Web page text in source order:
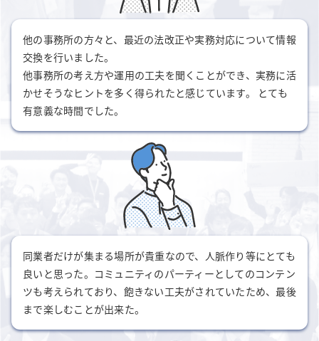
他の事務所の方々と、最近の法改正や実務対応について情報
交換を行いました。
他事務所の考え方や運用の工夫を聞くことができ、実務に活
かせそうなヒントを多く得られたと感じています。 とても
有意義な時間でした。
同業者だけが集まる場所が貴重なので、人脈作り等にとても
良いと思った。コミュニティのパーティーとしてのコンテン
ツも考えられており、飽きない工夫がされていたため、最後
まで楽しむことが出来た。